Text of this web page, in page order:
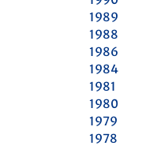
1989
1988
1986
1984
1981
1980
1979
1978